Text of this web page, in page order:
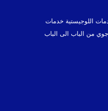
اللوجيستية خدمات
من الباب الى الباب